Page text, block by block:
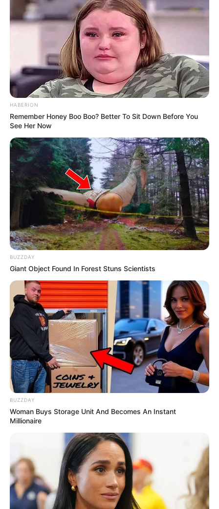
HABERION
Remember Honey Boo Boo? Better To Sit Down Before You
See Her Now
BUZZDAY
Giant Object Found In Forest Stuns Scientists
BUZZDAY
Woman Buys Storage Unit And Becomes An Instant
Millionaire